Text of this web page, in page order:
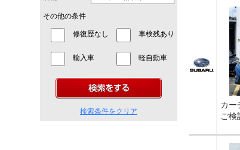
その他の条件
修復歴なし 車検残あり
輸入車 軽自動車
検索条件をクリア
カー
ご検